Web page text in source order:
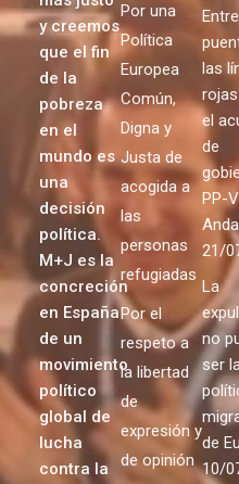
y creemos
que el fin
de la
pobreza
en el
mundo es
una
decisión
política.
M+J es la
concreción
en España
de un
movimiento
político
global de
lucha
contra la
Por una
Política
Europea
Común,
Digna y
Justa de
acogida a
las
personas
refugiadas
Por el
respeto a
la libertad
de
expresión y
de opinión
las
el
de
PP-
21/
La
no
ser la
de
10/